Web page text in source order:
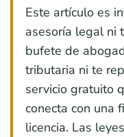
Este artículo es
asesoría legal ni
bufete de
tributaria ni te
servicio gratuito
conecta con una
licencia. Las